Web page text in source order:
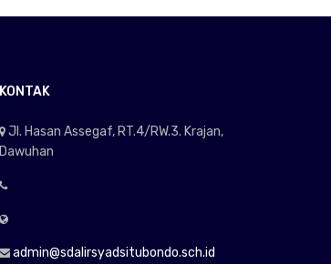
KONTAK
Jl. Hasan Assegaf, RT.4/RW.3. Krajan,
Dawuhan
admin@sdalirsyadsitubondo.sch.id